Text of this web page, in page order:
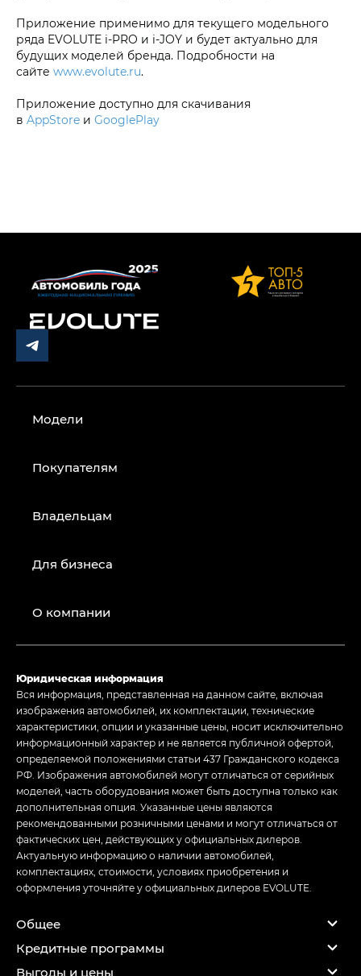
Приложение применимо для текущего модельного
ряда EVOLUTE i‑PRO и i‑JOY и будет актуально для
будущих моделей бренда. Подробности на
сайте www.evolute.ru.
Приложение доступно для скачивания
в AppStore и GooglePlay
Модели
Покупателям
Владельцам
Для бизнеса
О компании
Юридическая информация
Вся информация, представленная на данном сайте, включая
изображения автомобилей, их комплектации, технические
характеристики, опции и указанные цены, носит исключительно
информационный характер и не является публичной офертой,
определяемой положениями статьи 437 Гражданского кодекса
РФ. Изображения автомобилей могут отличаться от серийных
моделей, часть оборудования может быть доступна только как
дополнительная опция. Указанные цены являются
рекомендованными розничными ценами и могут отличаться от
фактических цен, действующих у официальных дилеров.
Актуальную информацию о наличии автомобилей,
комплектациях, стоимости, условиях приобретения и
оформления уточняйте у официальных дилеров EVOLUTE.
Общее
Кредитные программы
Выгоды и цены